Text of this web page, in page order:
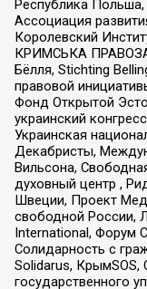
Республика
Ассоциация
Королевский
КРИМСЬКА
Бёлля, Stichting
правовой
Фонд Открытой
украинский
Украинская
Декабристы,
Вильсона,
духовный центр ,
Швеции, Проект
свободной России,
International, Форум
Солидарность с
Solidarus, КрымSOS,
государственного